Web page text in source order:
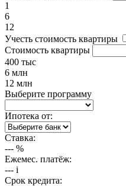
1
6
12
Учесть стоимость квартиры
Стоимость квартиры
400 тыс
6 млн
12 млн
Выберите программу
Ипотека от:
Ставка:
--- %
Ежемес. платёж:
--- i
Срок кредита: